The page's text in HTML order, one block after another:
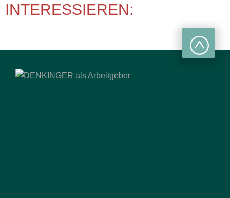
INTERESSIEREN: